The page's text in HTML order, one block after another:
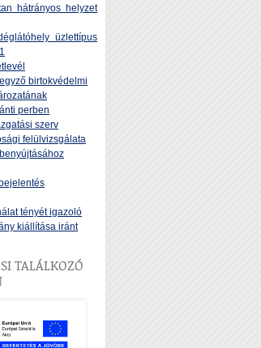
hátrányos helyzet
üzlettípus
birtokvédelmi
perben
szerv
felülvizsgálata
tényét igazoló
kiállítása iránt
TALÁLKOZÓ